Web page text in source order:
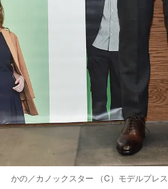
かの／カノックスター （C）モデルプレス